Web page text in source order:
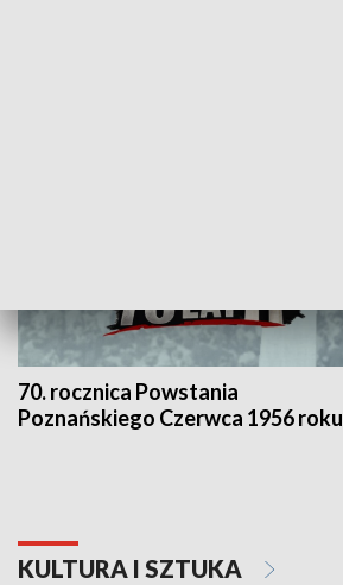
70. rocznica Powstania
Poznańskiego Czerwca 1956 roku
KULTURA I SZTUKA